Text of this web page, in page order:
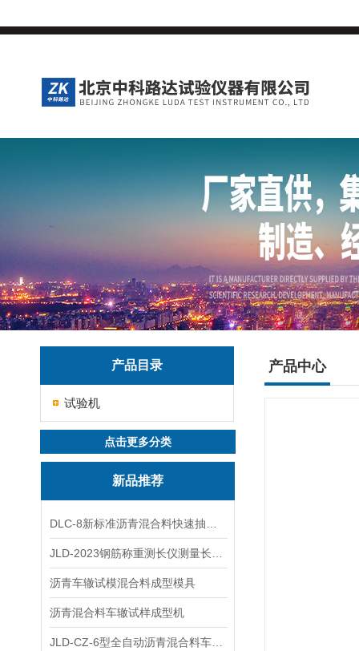
产品目录
试验机
点击更多分类
新品推荐
沥青车辙试模混合料成型模具
沥青混合料车辙试样成型机
产品中心